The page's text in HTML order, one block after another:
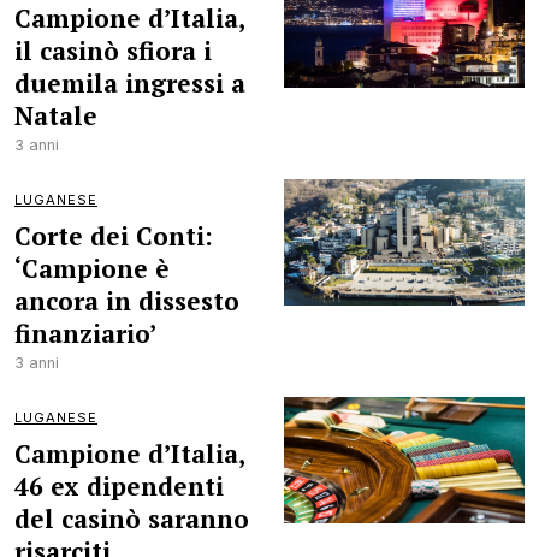
Campione d’Italia,
il casinò sfiora i
duemila ingressi a
Natale
3 anni
LUGANESE
Corte dei Conti:
‘Campione è
ancora in dissesto
finanziario’
3 anni
LUGANESE
Campione d’Italia,
46 ex dipendenti
del casinò saranno